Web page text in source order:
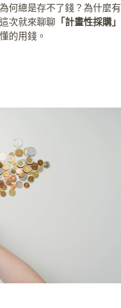
何總是存不了錢？為什麼有
次就來聊聊 「計畫性採購」
的用錢。